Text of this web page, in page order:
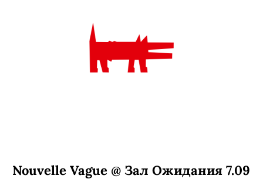
Nouvelle Vague @ Зал Ожидания 7.09